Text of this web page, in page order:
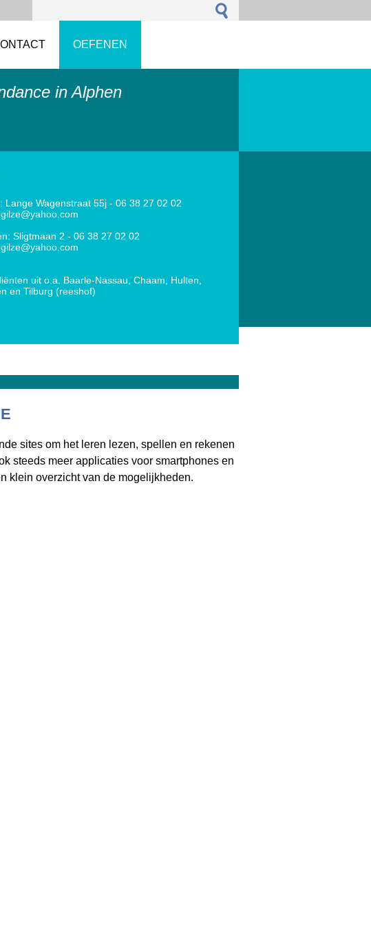
OEFENEN
in Alphen
Lange Wagenstraat 55j - 06 38 27 02 02
Sligtmaan 2 - 06 38 27 02 02
uit o.a. Baarle-Nassau, Chaam, Hulten,
en Tilburg (reeshof)
sites om het leren lezen, spellen en rekenen
steeds meer applicaties voor smartphones en
klein overzicht van de mogelijkheden.